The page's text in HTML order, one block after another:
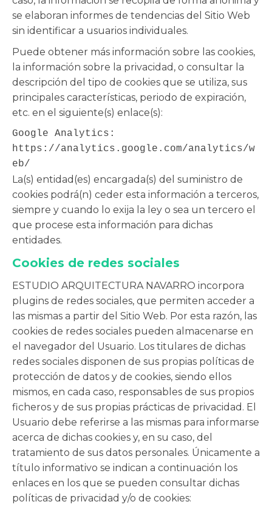
se elaboran informes de tendencias del Sitio Web
sin identificar a usuarios individuales.
Puede obtener más información sobre las cookies,
la información sobre la privacidad, o consultar la
descripción del tipo de cookies que se utiliza, sus
principales características, periodo de expiración,
etc. en el siguiente(s) enlace(s):
Google Analytics:
https://analytics.google.com/analytics/w
eb/
La(s) entidad(es) encargada(s) del suministro de
cookies podrá(n) ceder esta información a terceros,
siempre y cuando lo exija la ley o sea un tercero el
que procese esta información para dichas
entidades.
Cookies de redes sociales
ESTUDIO ARQUITECTURA NAVARRO incorpora
plugins de redes sociales, que permiten acceder a
las mismas a partir del Sitio Web. Por esta razón, las
cookies de redes sociales pueden almacenarse en
el navegador del Usuario. Los titulares de dichas
redes sociales disponen de sus propias políticas de
protección de datos y de cookies, siendo ellos
mismos, en cada caso, responsables de sus propios
ficheros y de sus propias prácticas de privacidad. El
Usuario debe referirse a las mismas para informarse
acerca de dichas cookies y, en su caso, del
tratamiento de sus datos personales. Únicamente a
título informativo se indican a continuación los
enlaces en los que se pueden consultar dichas
políticas de privacidad y/o de cookies: